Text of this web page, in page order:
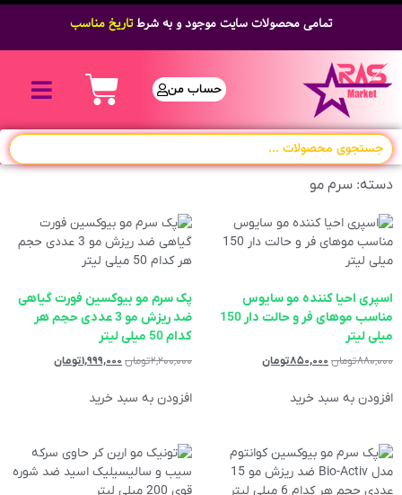
تمامی محصولات سایت موجود و به شرطتاریخ مناسب
حساب من
دسته: سرم مو
اسپری احیا کننده مو سایوس
مناسب موهای فر و حالت دار 150
میلی لیتر
۸۸۰,۰۰۰تومان ۸۵۰,۰۰۰تومان
افزودن به سبد خرید
پک سرم مو بیوکسین فورت گیاهی
ضد ریزش مو 3 عددی حجم هر
کدام 50 میلی لیتر
۲,۲۰۰,۰۰۰تومان ۱,۹۹۹,۰۰۰تومان
افزودن به سبد خرید